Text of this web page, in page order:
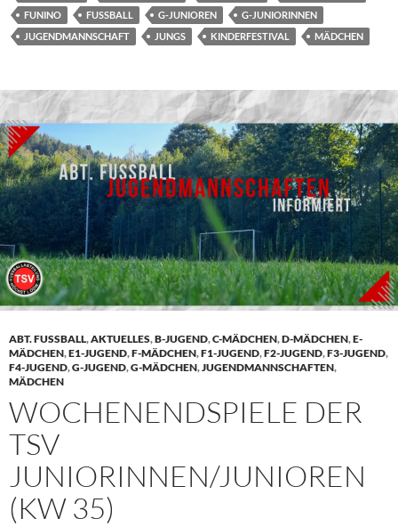
FUNINO
FUSSBALL G-JUNIOREN
G-JUNIORINNEN
JUGENDMANNSCHAFT
JUNGS KINDERFESTIVAL MÄDCHEN
ABT. FUSSBALL ,AKTUELLES,B-JUGEND,C-MÄDCHEN,D-MÄDCHEN,E-
MÄDCHEN,E1-JUGEND,F-MÄDCHEN,F1-JUGEND,F2-JUGEND,F3-JUGEND,
F4-JUGEND,G-JUGEND,G-MÄDCHEN,JUGENDMANNSCHAFTEN,
MÄDCHEN
WOCHENENDSPIELE DER
TSV
JUNIORINNEN/JUNIOREN
(KW 35)